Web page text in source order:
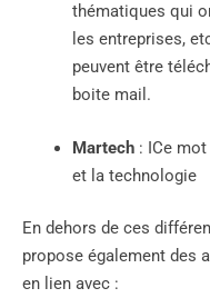
thématiques qui
les entreprises,
peuvent être
boite mail.
Martech : ICe
et la technologie
En dehors de ces
propose également des
en lien avec :